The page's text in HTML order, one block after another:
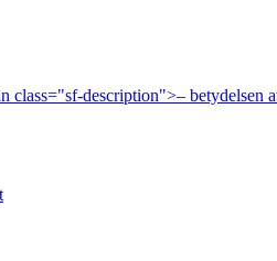
description">– betydelsen